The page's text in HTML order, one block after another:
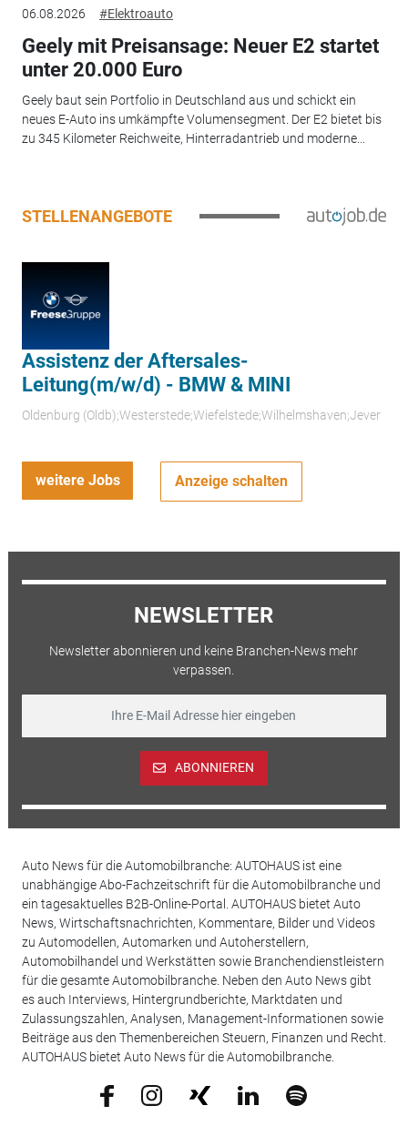
06.08.2026 #Elektroauto
Geely mit Preisansage: Neuer E2 startet
unter 20.000 Euro
Geely baut sein Portfolio in Deutschland aus und schickt ein
neues E-Auto ins umkämpfte Volumensegment. Der E2 bietet bis
zu 345 Kilometer Reichweite, Hinterradantrieb und moderne...
STELLENANGEBOTE
Assistenz der Aftersales-
Leitung(m/w/d) - BMW & MINI
Oldenburg (Oldb);Westerstede;Wiefelstede;Wilhelmshaven;Jever
weitere Jobs Anzeige schalten
NEWSLETTER
Newsletter abonnieren und keine Branchen-News mehr
verpassen.
ABONNIEREN
Auto News für die Automobilbranche: AUTOHAUS ist eine
unabhängige Abo-Fachzeitschrift für die Automobilbranche und
ein tagesaktuelles B2B-Online-Portal. AUTOHAUS bietet Auto
News, Wirtschaftsnachrichten, Kommentare, Bilder und Videos
zu Automodellen, Automarken und Autoherstellern,
Automobilhandel und Werkstätten sowie Branchendienstleistern
für die gesamte Automobilbranche. Neben den Auto News gibt
es auch Interviews, Hintergrundberichte, Marktdaten und
Zulassungszahlen, Analysen, Management-Informationen sowie
Beiträge aus den Themenbereichen Steuern, Finanzen und Recht.
AUTOHAUS bietet Auto News für die Automobilbranche.